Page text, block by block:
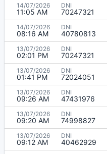
14/07/2026
11:05 AM
DNI
70247321
14/07/2026
08:16 AM
DNI
40780813
13/07/2026
02:01 PM
DNI
70247321
13/07/2026
01:41 PM
DNI
72024051
13/07/2026
09:26 AM
DNI
47431976
13/07/2026
09:20 AM
DNI
74998827
13/07/2026
09:12 AM
DNI
40462929